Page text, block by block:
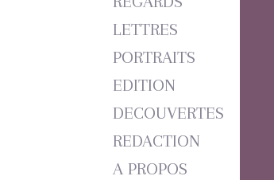
LETTRES
PORTRAITS
EDITION
DECOUVERTES
REDACTION
A PROPOS